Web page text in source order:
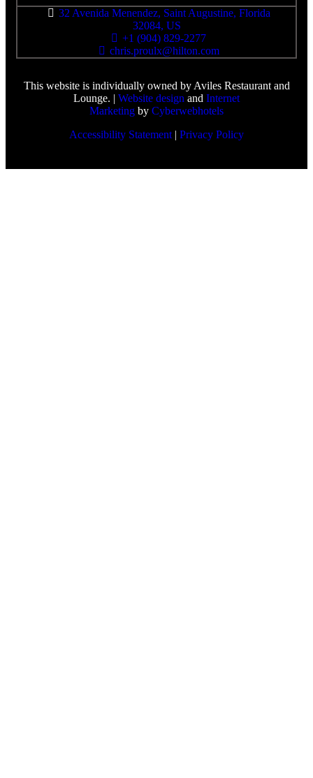
32 Avenida Menendez, Saint Augustine, Florida
32084, US
+1 (904) 829-2277
chris.proulx@hilton.com
This website is individually owned by Aviles Restaurant and
Lounge. | Website design and Internet
Marketing by Cyberwebhotels
Accessibility Statement | Privacy Policy